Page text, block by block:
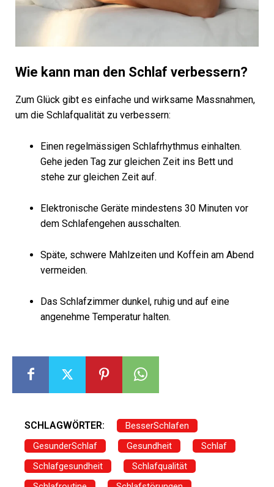
Wie kann man den Schlaf verbessern?
Zum Glück gibt es einfache und wirksame Massnahmen,
um die Schlafqualität zu verbessern:
Einen regelmässigen Schlafrhythmus einhalten.
Gehe jeden Tag zur gleichen Zeit ins Bett und
stehe zur gleichen Zeit auf.
Elektronische Geräte mindestens 30 Minuten vor
dem Schlafengehen ausschalten.
Späte, schwere Mahlzeiten und Koffein am Abend
vermeiden.
Das Schlafzimmer dunkel, ruhig und auf eine
angenehme Temperatur halten.
SCHLAGWÖRTER:
BesserSchlafen
GesunderSchlaf
Gesundheit
Schlaf
Schlafgesundheit
Schlafqualität